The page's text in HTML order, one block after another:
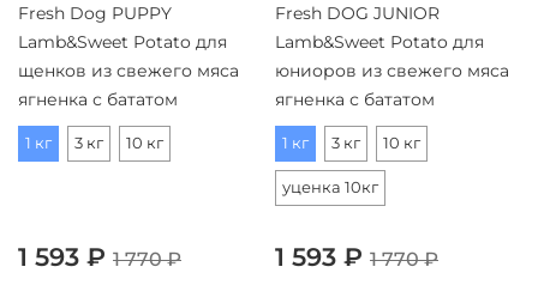
Fresh Dog PUPPY
Lamb&Sweet Potato для
щенков из свежего мяса
ягненка с бататом
1 кг 3 кг 10 кг
1 593 ₽ 1 770 ₽
Fresh DOG JUNIOR
Lamb&Sweet Potato для
юниоров из свежего мяса
ягненка с бататом
1 кг 3 кг 10 кг
уценка 10кг
1 593 ₽ 1 770 ₽